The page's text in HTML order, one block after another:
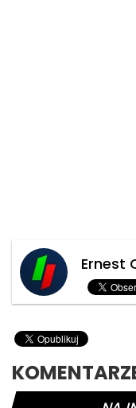
Ernest